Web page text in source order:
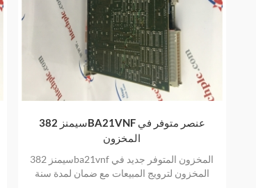
سيمنز 382BA21VNF عنصر متوفر في
المخزون
سيمنز 382ba21vnf المخزون المتوفر جديد في
المخزون لترويج المبيعات مع ضمان لمدة سنة